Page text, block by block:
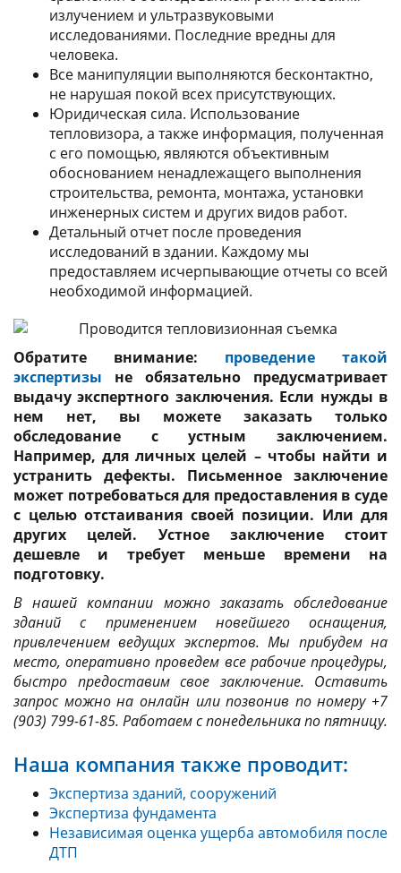
излучением и ультразвуковыми
исследованиями. Последние вредны для
человека.
Все манипуляции выполняются бесконтактно,
не нарушая покой всех присутствующих.
Юридическая сила. Использование
тепловизора, а также информация, полученная
с его помощью, являются объективным
обоснованием ненадлежащего выполнения
строительства, ремонта, монтажа, установки
инженерных систем и других видов работ.
Детальный отчет после проведения
исследований в здании. Каждому мы
предоставляем исчерпывающие отчеты со всей
необходимой информацией.
Обратите внимание: проведение такой
экспертизы не обязательно предусматривает
выдачу экспертного заключения. Если нужды в
нем нет, вы можете заказать только
обследование с устным заключением.
Например, для личных целей – чтобы найти и
устранить дефекты. Письменное заключение
может потребоваться для предоставления в суде
с целью отстаивания своей позиции. Или для
других целей. Устное заключение стоит
дешевле и требует меньше времени на
подготовку.
В нашей компании можно заказать обследование
зданий с применением новейшего оснащения,
привлечением ведущих экспертов. Мы прибудем на
место, оперативно проведем все рабочие процедуры,
быстро предоставим свое заключение. Оставить
запрос можно на онлайн или позвонив по номеру +7
(903) 799-61-85. Работаем с понедельника по пятницу.
Наша компания также проводит:
Экспертиза зданий, сооружений
Экспертиза фундамента
Независимая оценка ущерба автомобиля после
ДТП